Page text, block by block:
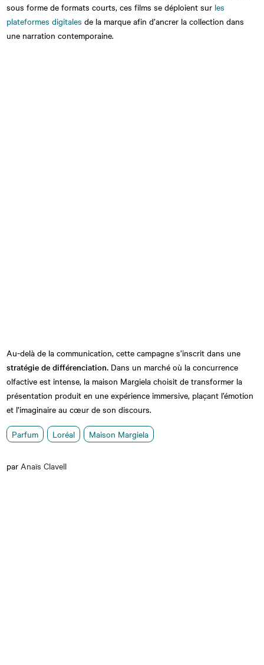
sous forme de formats courts, ces films se déploient sur les
plateformes digitales de la marque afin d’ancrer la collection dans
une narration contemporaine.
Au-delà de la communication, cette campagne s’inscrit dans une
stratégie de différenciation. Dans un marché où la concurrence
olfactive est intense, la maison Margiela choisit de transformer la
présentation produit en une expérience immersive, plaçant l’émotion
et l’imaginaire au cœur de son discours.
Parfum Loréal Maison Margiela
parAnaïs Clavell